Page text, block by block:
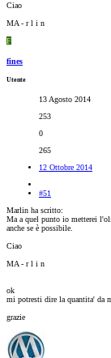
Ciao
MA - r l i n
F
fines
Utente
13 Agosto 2014
253
0
265
12 Ottobre 2014
#51
Marlin ha scritto:
Ma a quel punto io metterei
anche se è possibile.
Ciao
MA - r l i n
ok
mi potresti dire la quantita' da
grazie